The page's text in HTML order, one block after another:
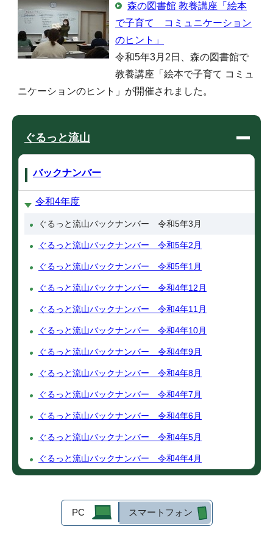
森の図書館 教養講座「絵本
で子育て コミュニケーション
のヒント」
令和5年3月2日、森の図書館で
教養講座「絵本で子育て コミュ
ニケーションのヒント」が開催されました。
ぐるっと流山
バックナンバー
令和4年度
ぐるっと流山バックナンバー 令和5年3月
ぐるっと流山バックナンバー 令和5年2月
ぐるっと流山バックナンバー 令和5年1月
ぐるっと流山バックナンバー 令和4年12月
ぐるっと流山バックナンバー 令和4年11月
ぐるっと流山バックナンバー 令和4年10月
ぐるっと流山バックナンバー 令和4年9月
ぐるっと流山バックナンバー 令和4年8月
ぐるっと流山バックナンバー 令和4年7月
ぐるっと流山バックナンバー 令和4年6月
ぐるっと流山バックナンバー 令和4年5月
ぐるっと流山バックナンバー 令和4年4月
PC スマートフォン